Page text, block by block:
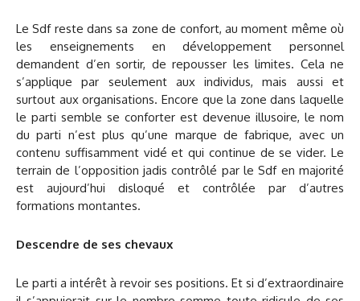
Le Sdf reste dans sa zone de confort, au moment même où
les enseignements en développement personnel
demandent d’en sortir, de repousser les limites. Cela ne
s’applique par seulement aux individus, mais aussi et
surtout aux organisations. Encore que la zone dans laquelle
le parti semble se conforter est devenue illusoire, le nom
du parti n’est plus qu’une marque de fabrique, avec un
contenu suffisamment vidé et qui continue de se vider. Le
terrain de l’opposition jadis contrôlé par le Sdf en majorité
est aujourd’hui disloqué et contrôlée par d’autres
formations montantes.
Descendre de ses chevaux
Le parti a intérêt à revoir ses positions. Et si d’extraordinaire